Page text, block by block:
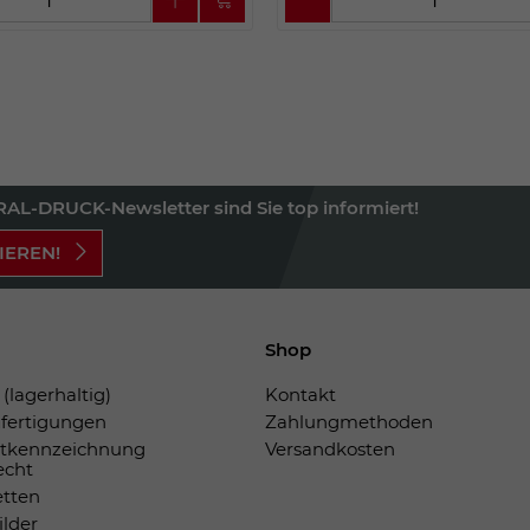
DRUCK-Newsletter sind Sie top informiert!
Shop
Kontakt
Zahlungmethoden
Versandkosten